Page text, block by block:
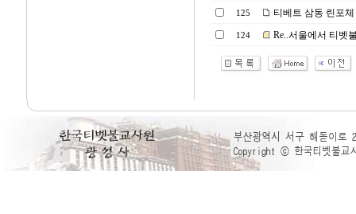
125 티베트 삼동 린포
124 Re..서울에서 티벳